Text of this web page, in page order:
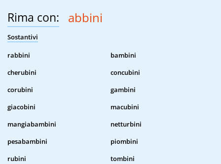
Rima con: abbini
Sostantivi
rabbini
bambini
cherubini
concubini
corubini
gambini
giacobini
macubini
mangiabambini
netturbini
pesabambini
piombini
rubini
tombini